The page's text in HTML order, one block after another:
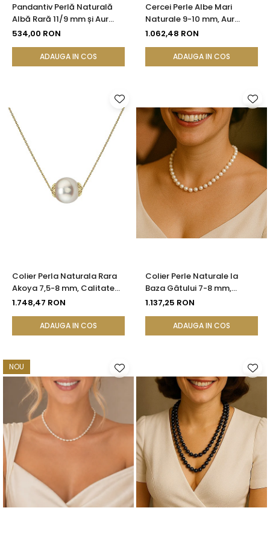
Pandantiv Perlă Naturală
Albă Rară 11/9 mm și Aur
Galben 14K (aur 585) |
534,00 RON
ADAUGA IN COS
Cercei Perle Albe Mari
Naturale 9-10 mm, Aur
Galben 14K, Formă Buton,
1.062,48 RON
ADAUGA IN COS
Colier Perla Naturala Rara
Akoya 7,5-8 mm, Calitate
AAA+, Aur 14K | KASKADDA®
1.748,47 RON
ADAUGA IN COS
Colier Perle Naturale la
Baza Gâtului 7-8 mm,
Închizătoare Aur 14K |
1.137,25 RON
ADAUGA IN COS
NOU